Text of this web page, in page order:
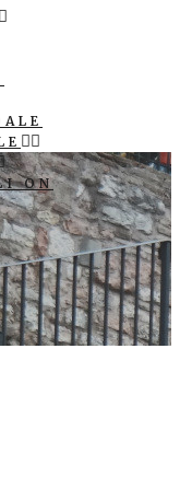
ON